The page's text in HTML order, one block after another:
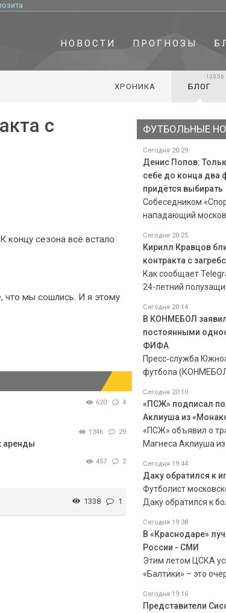
НОВОСТИ ПРОГНОЗЫ
ХРОНИКА БЛОГ
12056
с
концу сезона всё встало
что мы сошлись. И я этому
620 4
1346 29
аренды
457 2
1338 1
ФУТБОЛЬНЫЕ
Сегодня 20:29
Денис Попов:
себе до конца два
придётся выбирать
Собеседником
нападающий
Сегодня 20:25
Кирилл Кравцов
контракта с
Как сообщает
24-летний
Сегодня 20:14
В КОНМЕБОЛ
постоянными
ФИФА
Пресс‑служба
футбола (КОНМЕБОЛ)
Сегодня 20:10
«ПСЖ» подписал
Аклиуша из
«ПСЖ» объявил о
Магнеса Аклиуша
Сегодня 19:44
Даку обратился к
Футболист
Даку обратился к
Сегодня 19:38
В «Краснодаре»
России - СМИ
Этим летом ЦСКА
«Балтики» – это
Сегодня 19:16
Представители